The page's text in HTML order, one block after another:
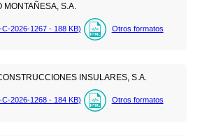
MONTAÑESA, S.A.
2026-1267 - 188 KB) Otros formatos
INSULARES, S.A.
2026-1268 - 184 KB) Otros formatos